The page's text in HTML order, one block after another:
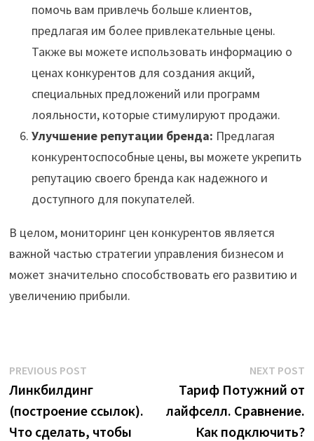
помочь вам привлечь больше клиентов,
предлагая им более привлекательные цены.
Также вы можете использовать информацию о
ценах конкурентов для создания акций,
специальных предложений или программ
лояльности, которые стимулируют продажи.
Улучшение репутации бренда: Предлагая
конкурентоспособные цены, вы можете укрепить
репутацию своего бренда как надежного и
доступного для покупателей.
В целом, мониторинг цен конкурентов является
важной частью стратегии управления бизнесом и
может значительно способствовать его развитию и
увеличению прибыли.
Post
navigation
PREVIOUS POSTPrevious
post:
Линкбилдинг
(построение ссылок).
Что сделать, чтобы
NEXT POST
Тариф Потужний от
лайфселл. Сравнение.
Как подключить?